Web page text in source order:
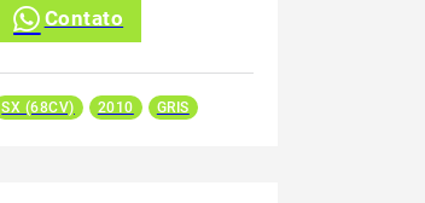
Contato
SX (68CV) 2010 GRIS